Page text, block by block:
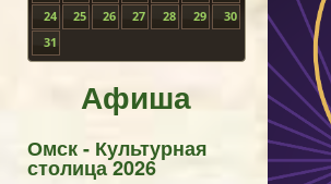
24
25 26 27 28 29
30
31
Афиша
Омск - Культурная
столица 2026